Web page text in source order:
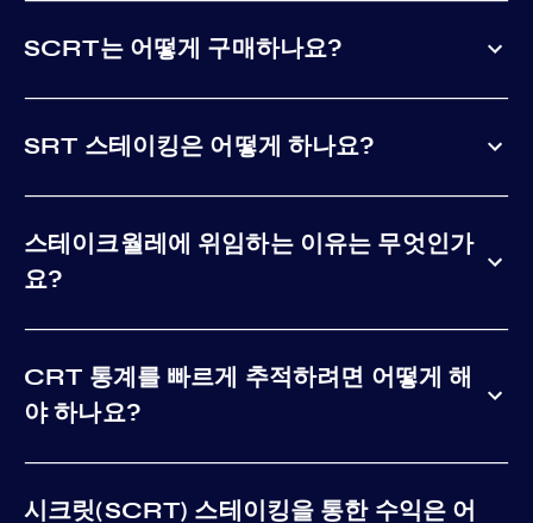
SCRT는 어떻게 구매하나요?
SRT 스테이킹은 어떻게 하나요?
스테이크월레에 위임하는 이유는 무엇인가
요?
CRT 통계를 빠르게 추적하려면 어떻게 해
야 하나요?
시크릿(SCRT) 스테이킹을 통한 수익은 어